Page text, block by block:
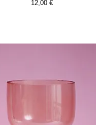
Prix
12,00 €